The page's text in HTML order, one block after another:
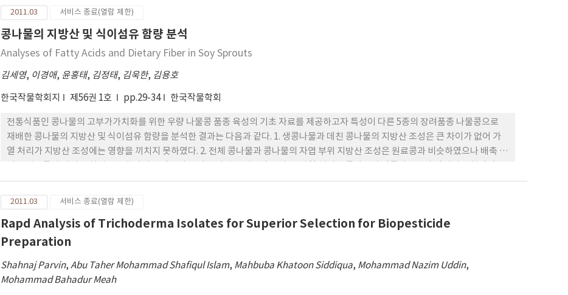
란 뽕잎을 8윌 중순에 채취한 것은 466ug/100g 이었으며, 10월 중순의 뽕잎은 483ug/100g 이었다. 특히 10월 중순에 채취한 뽕잎은 엽
질이 매우 거칠기 때문에 직접 식용으로의 이용 가능성은 매우 적으나 '개량뽕', '수계뽕' 및 '청일뽕' 품종의 경우 뽕잎의 레스베라트롤
함량이 각각 838ug/100g , 803ug/100g , 800ug/100g 으로 매우 높으므로 기능성 화장품 등에 첨가하여 사용하기 위한 레스베라트롤
추출물 등을 위한 시료로서 이용한다면 그 활용 가능성은 매우 클 것으로 판단하였다. 또한 '신일뽕', '수성뽕' 및 '상일뽕'의 레스베라트
트롤의 함량을 분석한 결과 뽕잎 채취 후 -70℃ 에서 냉동, 동결건조하는 방법보다는 수세 후 바로 실온에서 음건하는 경우 뽕잎의 레스
베라트롤 함량이 높았다.
2011.03 서비스 종료(열람 제한)
콩나물의 지방산 및 식이섬유 함량 분석
Analyses of Fatty Acids and Dietary Fiber in Soy Sprouts
김세영, 이경애, 윤홍태, 김정태, 김욱한, 김용호
한국작물학회지 제56권 1호 pp.29-34 한국작물학회
전통식품인 콩나물의 고부가가치화를 위한 우량 나물콩 품종 육성의 기초 자료를 제공하고자 특성이 다른 5종의 장려품종 나물콩으로
재배한 콩나물의 지방산 및 식이섬유 함량을 분석한 결과는 다음과 같다. 1. 생콩나물과 데친 콩나물의 지방산 조성은 큰 차이가 없어 가
열 처리가 지방산 조성에는 영향을 끼치지 못하였다. 2. 전체 콩나물과 콩나물의 자엽 부위 지방산 조성은 원료콩과 비슷하였으나 배축 부
았다. 4. 지방산 조성과 식이섬유 함량은 품종별로 차이가 있었다.
2011.03 서비스 종료(열람 제한)
Rapd Analysis of Trichoderma Isolates for Superior Selection for Biopesticide
Preparation
Shahnaj Parvin,Abu Taher Mohammad Shafiqul Islam, Mahbuba Khatoon Siddiqua, Mohammad Nazim Uddin,
Mohammad Bahadur Meah